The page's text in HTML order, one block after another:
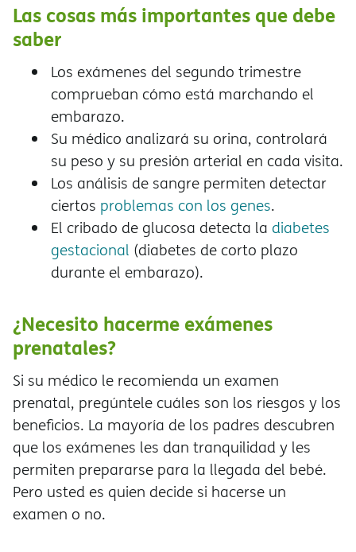
Las cosas más importantes que debe
saber
Los exámenes del segundo trimestre
comprueban cómo está marchando el
embarazo.
Su médico analizará su orina, controlar
su peso y su presión arterial en cada visita.
Los análisis de sangre permiten detectar
ciertos problemas con los genes.
El cribado de glucosa detecta la diabetes
gestacional (diabetes de corto plazo
durante el embarazo).
¿Necesito hacerme exámenes
prenatales?
Si su médico le recomienda un examen
prenatal, pregúntele cuáles son los riesgos y los
beneficios. La mayoría de los padres descubren
que los exámenes les dan tranquilidad y les
permiten prepararse para la llegada del bebé.
Pero usted es quien decide si hacerse un
examen o no.